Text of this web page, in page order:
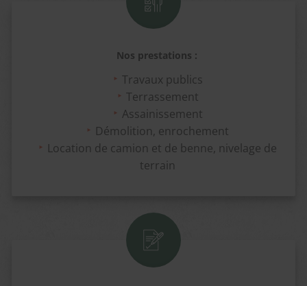
Nos prestations :
Travaux publics
Terrassement
Assainissement
Démolition, enrochement
Location de camion et de benne, nivelage de
terrain